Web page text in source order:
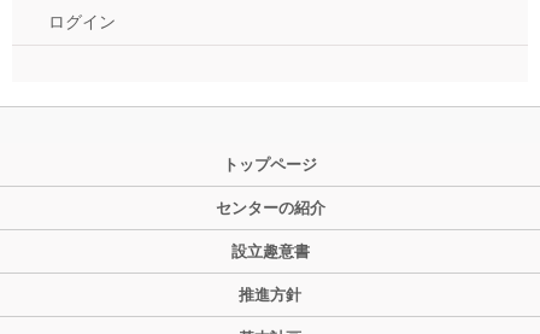
ログイン
トップページ
センターの紹介
設立趣意書
推進方針